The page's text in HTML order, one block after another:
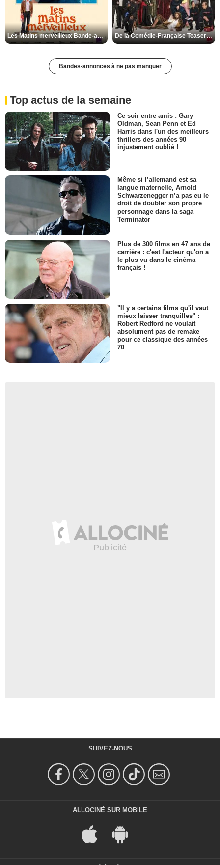
Les Matins merveilleux Bande-annonce VF De la Comédie-Française Teaser VF
Bandes-annonces à ne pas manquer
Top actus de la semaine
Ce soir entre amis : Gary
Oldman, Sean Penn et Ed
Harris dans l'un des meilleurs
thrillers des années 90
injustement oublié !
Même si l’allemand est sa
langue maternelle, Arnold
Schwarzenegger n’a pas eu le
droit de doubler son propre
personnage dans la saga
Terminator
Plus de 300 films en 47 ans de
carrière : c'est l'acteur qu'on a
le plus vu dans le cinéma
français !
"Il y a certains films qu'il vaut
mieux laisser tranquilles" :
Robert Redford ne voulait
absolument pas de remake
pour ce classique des années
70
SUIVEZ-NOUS
ALLOCINÉ SUR MOBILE